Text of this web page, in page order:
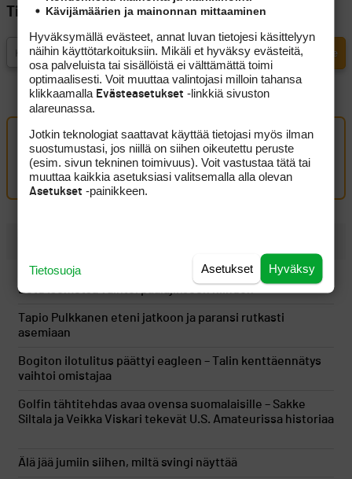
Tilaa Golfpisteen uutiskirje
Oma kommentti
Kirjaudu sisään kommentoidaksesi
Golf tuntui liian rauhalliselta, joten ammattilaispelaaja
Eetu Isometsä vaihtoi päälajikseen hiihdon
Tapio Pulkkanen eteni jatkoon ja paransi rutkasti
asemiaan
Bogiton ilotulitus päättyi eagleen – Talin kenttäennätys
vaihtoi omistajaa
Golfin tähtitehdas avaa ovensa suomalaisille – Sakke
Siltala ja Veikka Viskari tekevät U.S. Amateurissa historiaa
Älä jää jumiin siihen, miltä svingi näyttää
Kävijämäärien ja mainonnan mittaaminen
Hyväksymällä evästeet, annat luvan tietojesi käsittelyyn
näihin käyttötarkoituksiin. Mikäli et hyväksy evästeitä,
osa palveluista tai sisällöistä ei välttämättä toimi
optimaalisesti. Voit muuttaa valintojasi milloin tahansa
klikkaamalla Evästeasetukset -linkkiä sivuston
alareunassa.
Jotkin teknologiat saattavat käyttää tietojasi myös ilman
suostumustasi, jos niillä on siihen oikeutettu peruste
(esim. sivun tekninen toimivuus). Voit vastustaa tätä tai
muuttaa kaikkia asetuksiasi valitsemalla alla olevan
Asetukset -painikkeen.
Hyväksy
Asetukset
Tietosuoja